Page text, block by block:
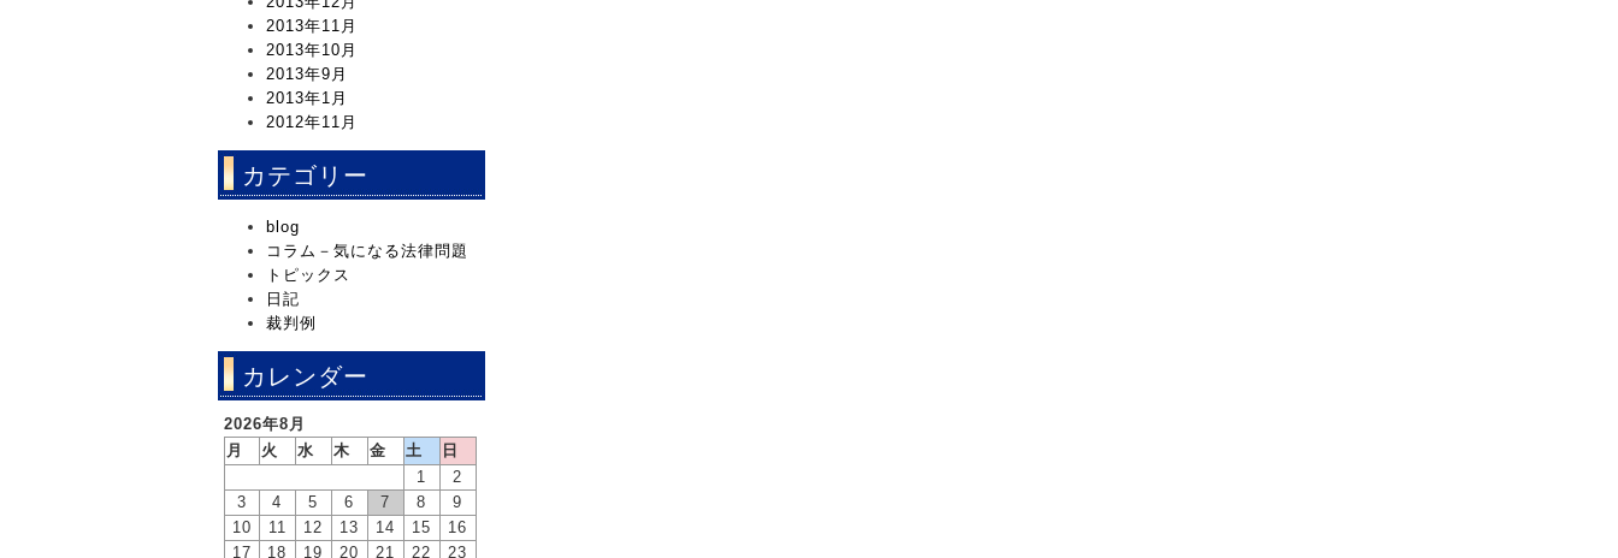
2013年11月
2013年10月
2013年9月
2013年1月
2012年11月
カテゴリー
blog
コラム－気になる法律問題
トピックス
日記
裁判例
カレンダー
2026年8月
月
火 水 木 金 土
日
1
2
3
4 5 6 7 8
9
10
11 12 13 14 15
16
17
18 19 20 21 22 23